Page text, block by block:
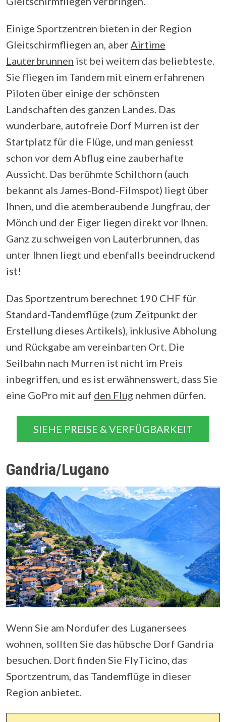
Einige Sportzentren bieten in der Region
Gleitschirmfliegen an, aber Airtime
Lauterbrunnen ist bei weitem das beliebteste.
Sie fliegen im Tandem mit einem erfahrenen
Piloten über einige der schönsten
Landschaften des ganzen Landes. Das
wunderbare, autofreie Dorf Murren ist der
Startplatz für die Flüge, und man geniesst
schon vor dem Abflug eine zauberhafte
Aussicht. Das berühmte Schilthorn (auch
bekannt als James-Bond-Filmspot) liegt über
Ihnen, und die atemberaubende Jungfrau, der
Mönch und der Eiger liegen direkt vor Ihnen.
Ganz zu schweigen von Lauterbrunnen, das
unter Ihnen liegt und ebenfalls beeindruckend
ist!
Das Sportzentrum berechnet 190 CHF für
Standard-Tandemflüge (zum Zeitpunkt der
Erstellung dieses Artikels), inklusive Abholung
und Rückgabe am vereinbarten Ort. Die
Seilbahn nach Murren ist nicht im Preis
inbegriffen, und es ist erwähnenswert, dass Sie
eine GoPro mit auf den Flug nehmen dürfen.
SIEHE PREISE & VERFÜGBARKEIT
Gandria/Lugano
Wenn Sie am Nordufer des Luganersees
wohnen, sollten Sie das hübsche Dorf Gandria
besuchen. Dort finden Sie FlyTicino, das
Sportzentrum, das Tandemflüge in dieser
Region anbietet.